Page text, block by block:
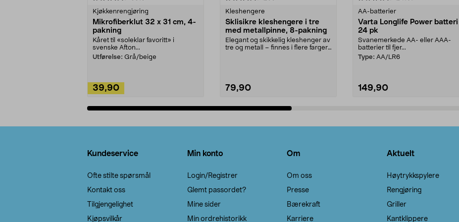
Kjøkkenrengjøring
Mikrofiberklut 32 x 31 cm, 4-
pakning
Kåret til «soleklar favoritt» i
svenske Afton...
Utførelse: Grå/beige
39,90
Kleshengere
Sklisikre kleshengere i tre
med metallpinne, 8-pakning
Elegant og skikkelig kleshenger av
tre og metall – finnes i flere farger.
79,90
AA-batterier
Varta Longlife Power batteri
24 pk
Svanemerkede AA- eller AAA-
batterier til fjer...
Type: AA/LR6
149,90
Kundeservice
Ofte stilte spørsmål
Kontakt oss
Tilgjengelighet
Kjøpsvilkår
Min konto
Login/Registrer
Glemt passordet?
Mine sider
Min ordrehistorikk
Om
Om oss
Presse
Bærekraft
Karriere
Aktuelt
Høytrykkspylere
Rengjøring
Griller
Kantklippere